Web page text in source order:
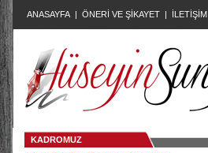
ANASAYFA | ÖNERİ VE ŞİKAYET | İLETİŞİM
KADROMUZ